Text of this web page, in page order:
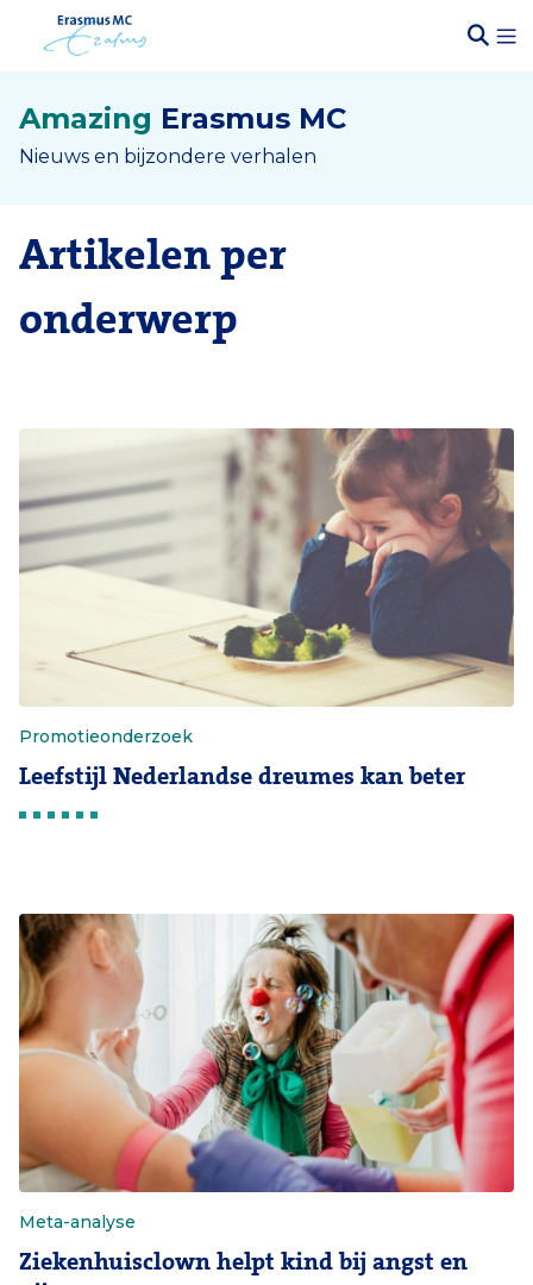
Amazing Erasmus MC
Nieuws en bijzondere verhalen
Artikelen per
onderwerp
Promotieonderzoek
Leefstijl Nederlandse dreumes kan beter
Meta-analyse
Ziekenhuisclown helpt kind bij angst en